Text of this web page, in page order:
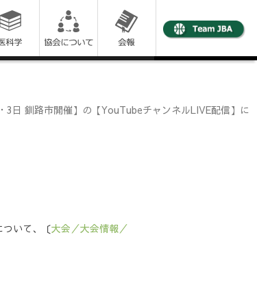
日 釧路市開催】の【YouTubeチャンネルLIVE配信】に
いて、〔大会／大会情報／